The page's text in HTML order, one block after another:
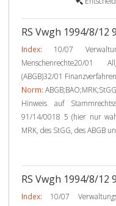
RS Vwgh 1994/8/12
Index: 10/07
Menschenrechte20/01
(ABGB)32/01
Norm:
Hinweis auf
91/14/0018 5 (hier nur
MRK, des StGG, des ABGB
RS Vwgh 1994/8/12
Index: 10/07